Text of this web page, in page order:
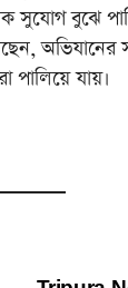
সুযোগ বুঝে
অভিযানের
পালিয়ে যায়।